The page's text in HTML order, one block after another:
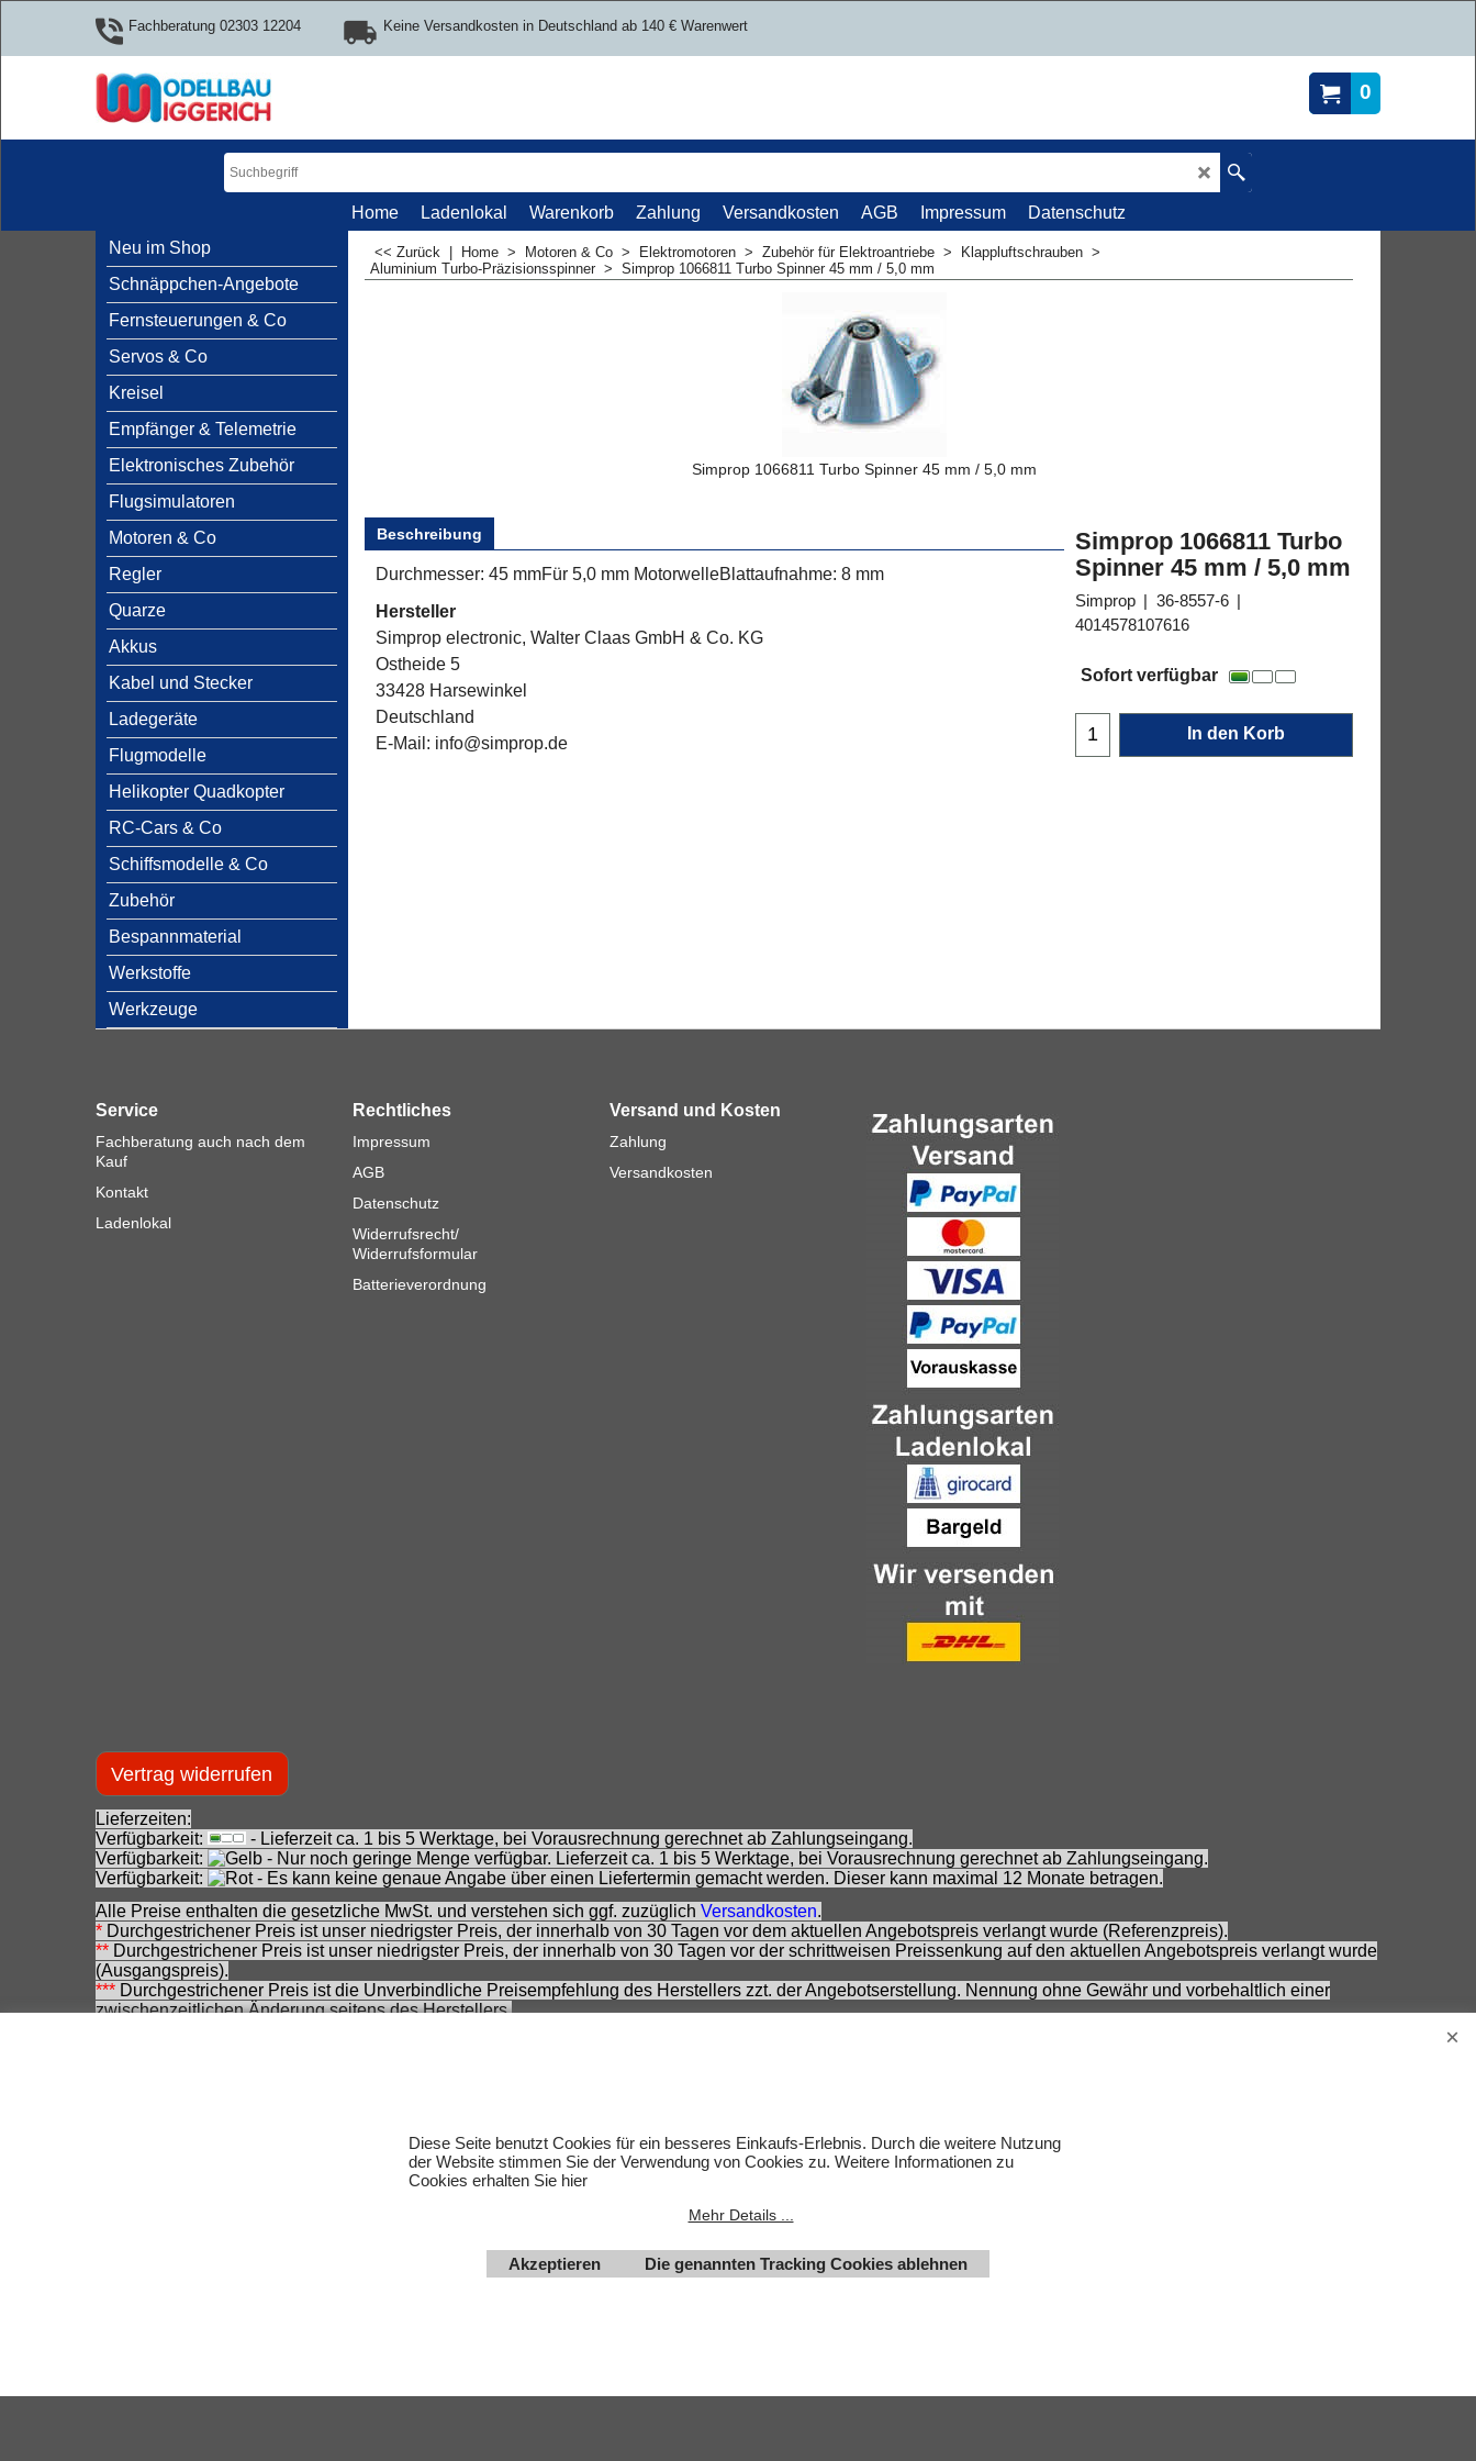
Fachberatung 02303 12204 Keine Versandkosten in Deutschland ab 140 € Warenwert
0
Home Ladenlokal Warenkorb Zahlung Versandkosten AGB Impressum
Datenschutz
Neu im Shop
Schnäppchen-Angebote
Fernsteuerungen & Co
Servos & Co
Kreisel
Empfänger & Telemetrie
Elektronisches Zubehör
Flugsimulatoren
Motoren & Co
Regler
Quarze
Akkus
Kabel und Stecker
Ladegeräte
Flugmodelle
Helikopter Quadkopter
RC-Cars & Co
Schiffsmodelle & Co
Zubehör
Bespannmaterial
Werkstoffe
Werkzeuge
<< Zurück Home > Motoren & Co > Elektromotoren > Zubehör für Elektroantriebe > Klappluftschrauben >
Aluminium Turbo-Präzisionsspinner > Simprop 1066811 Turbo Spinner 45 mm / 5,0 mm
Simprop 1066811 Turbo Spinner 45 mm / 5,0 mm
Simprop 1066811 Turbo
Spinner 45 mm / 5,0 mm
Simprop
36-8557-6
4014578107616
€24.95
Sofort verfügbar
Beschreibung
Durchmesser: 45 mmFür 5,0 mm MotorwelleBlattaufnahme: 8 mm
Hersteller
Simprop electronic, Walter Claas GmbH & Co. KG
Ostheide 5
33428 Harsewinkel
Deutschland
E-Mail: info@simprop.de
Service
Fachberatung auch nach dem
Kauf
Kontakt
Ladenlokal
Rechtliches
Impressum
AGB
Datenschutz
Widerrufsrecht/
Widerrufsformular
Batterieverordnung
Versand und Kosten
Zahlung
Versandkosten
Vertrag widerrufen
Lieferzeiten:
Verfügbarkeit:
- Lieferzeit ca. 1 bis 5 Werktage, bei Vorausrechnung gerechnet ab Zahlungseingang.
Verfügbarkeit:
- Nur noch geringe Menge verfügbar. Lieferzeit ca. 1 bis 5 Werktage, bei Vorausrechnung gerechnet ab Zahlungseingang.
Verfügbarkeit:
- Es kann keine genaue Angabe über einen Liefertermin gemacht werden. Dieser kann maximal 12 Monate betragen.
Alle Preise enthalten die gesetzliche MwSt. und verstehen sich ggf. zuzüglich Versandkosten.
* Durchgestrichener Preis ist unser niedrigster Preis, der innerhalb von 30 Tagen vor dem aktuellen Angebotspreis verlangt wurde (Referenzpreis).
** Durchgestrichener Preis ist unser niedrigster Preis, der innerhalb von 30 Tagen vor der schrittweisen Preissenkung auf den aktuellen Angebotspreis verlangt wurde
(Ausgangspreis).
*** Durchgestrichener Preis ist die Unverbindliche Preisempfehlung des Herstellers zzt. der Angebotserstellung. Nennung ohne Gewähr und vorbehaltlich einer
zwischenzeitlichen Änderung seitens des Herstellers.
Diese Seite benutzt Cookies für ein besseres Einkaufs-Erlebnis. Durch die weitere Nutzung
der Website stimmen Sie der Verwendung von Cookies zu. Weitere Informationen zu
Cookies erhalten Sie hier
Mehr Details ...
Akzeptieren Die genannten Tracking Cookies ablehnen